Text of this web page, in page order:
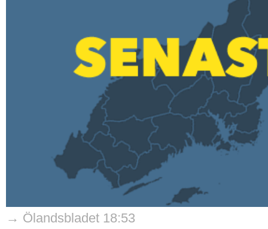
→ Ölandsbladet 18:53